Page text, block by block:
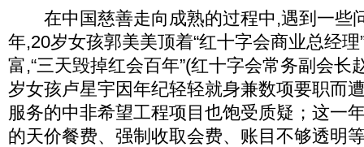
在中国慈善走向成熟的过程中,遇到一些
年,20岁女孩郭美美顶着“红十字会商业总经
富,“三天毁掉红会百年”(红十字会常务副会长
岁女孩卢星宇因年纪轻轻就身兼数项要职而
服务的中非希望工程项目也饱受质疑；这一
的天价餐费、强制收取会费、账目不够透明